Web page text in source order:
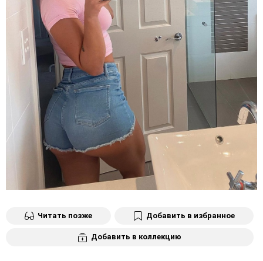
Читать позже Добавить в избранное
Добавить в коллекцию